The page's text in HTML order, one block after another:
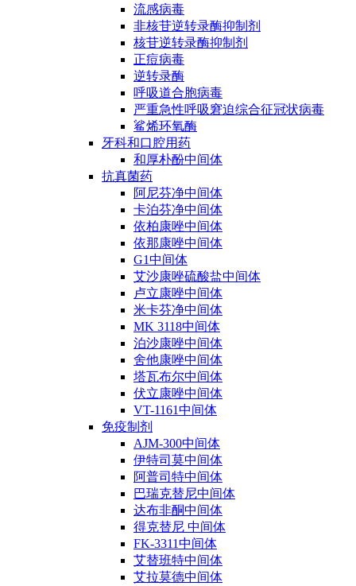
流感病毒
非核苷逆转录酶抑制剂
核苷逆转录酶抑制剂
正痘病毒
逆转录酶
呼吸道合胞病毒
严重急性呼吸窘迫综合征冠状病毒
鲨烯环氧酶
牙科和口腔用药
和厚朴酚中间体
抗真菌药
阿尼芬净中间体
卡泊芬净中间体
依柏康唑中间体
依那康唑中间体
G1中间体
艾沙康唑硫酸盐中间体
卢立康唑中间体
米卡芬净中间体
MK 3118中间体
泊沙康唑中间体
舍他康唑中间体
塔瓦布尔中间体
伏立康唑中间体
VT-1161中间体
免疫制剂
AJM-300中间体
伊特司莫中间体
阿普司特中间体
巴瑞克替尼中间体
达布非酮中间体
得克替尼 中间体
FK-3311中间体
艾替班特中间体
艾拉莫德中间体